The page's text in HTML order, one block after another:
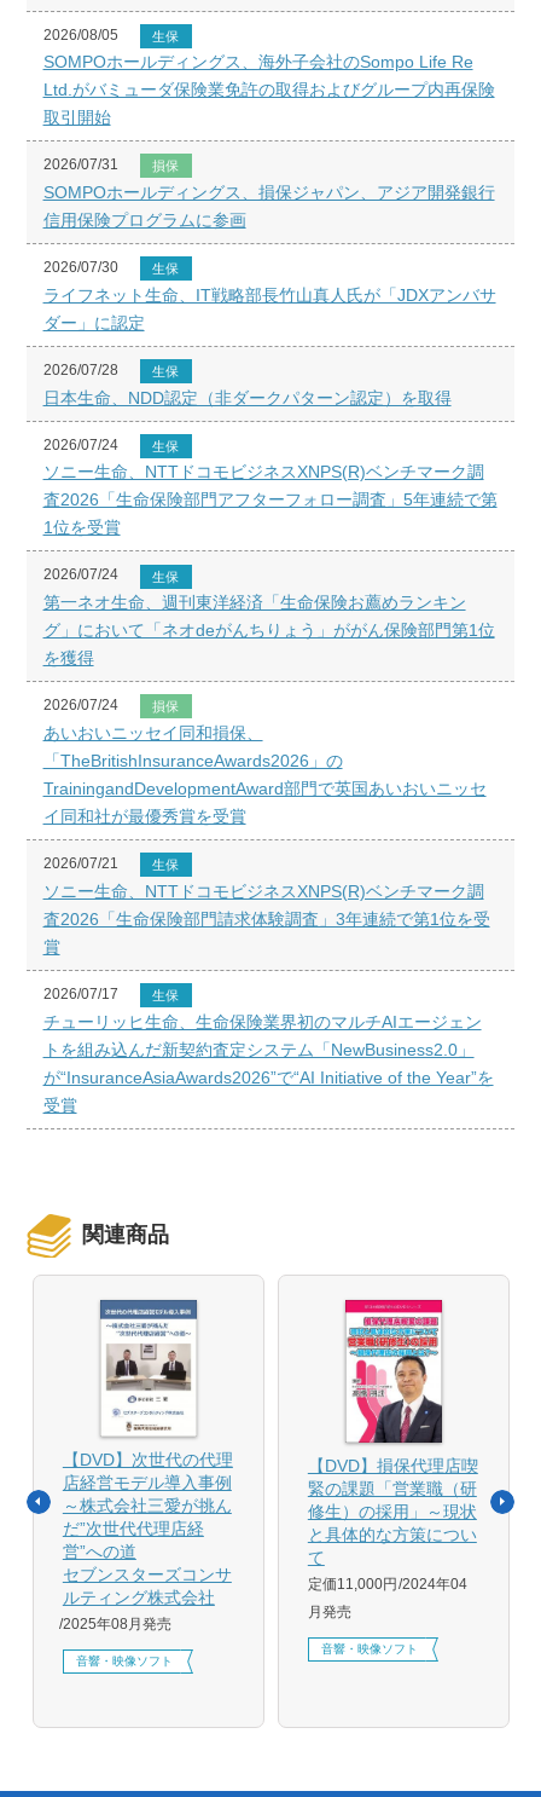
2026/08/05 生保
SOMPOホールディングス、海外子会社のSompo Life Re
Ltd.がバミューダ保険業免許の取得およびグループ内再保険
取引開始
2026/07/31 損保
SOMPOホールディングス、損保ジャパン、アジア開発銀行
信用保険プログラムに参画
2026/07/30 生保
ライフネット生命、IT戦略部長竹山真人氏が「JDXアンバサ
ダー」に認定
2026/07/28 生保
日本生命、NDD認定（非ダークパターン認定）を取得
2026/07/24 生保
ソニー生命、NTTドコモビジネスXNPS(R)ベンチマーク調
査2026「生命保険部門アフターフォロー調査」5年連続で第
1位を受賞
2026/07/24 生保
第一ネオ生命、週刊東洋経済「生命保険お薦めランキン
グ」において「ネオdeがんちりょう」ががん保険部門第1位
を獲得
2026/07/24 損保
あいおいニッセイ同和損保、
「TheBritishInsuranceAwards2026」の
TrainingandDevelopmentAward部門で英国あいおいニッセ
イ同和社が最優秀賞を受賞
2026/07/21 生保
ソニー生命、NTTドコモビジネスXNPS(R)ベンチマーク調
査2026「生命保険部門請求体験調査」3年連続で第1位を受
賞
2026/07/17 生保
チューリッヒ生命、生命保険業界初のマルチAIエージェン
トを組み込んだ新契約査定システム「NewBusiness2.0」
が“InsuranceAsiaAwards2026”で“AI Initiative of the Year”を
受賞
関連商品
【DVD】次世代の代理
店経営モデル導入事例
～株式会社三愛が挑ん
だ”次世代代理店経
営”への道
セブンスターズコンサ
ルティング株式会社
2025年08月発売
音響・映像ソフト
【DVD】損保代理店喫
緊の課題「営業職（研
修生）の採用」～現状
と具体的な方策につい
て
定価11,000円 2024年04
月発売
音響・映像ソフト